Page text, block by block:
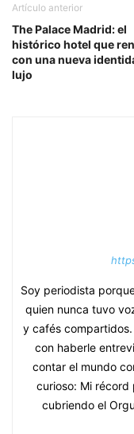
Artículo anterior
The Palace Madrid: el
histórico hotel que
con una nueva
lujo
Soy periodista
quien nunca tuvo
y cafés
con haberle
contar el mundo
curioso: Mi récord
cubriendo el